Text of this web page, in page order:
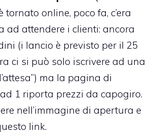
tornato online, poco fa, c’era
ad attendere i clienti: ancora
(i lancio è previsto per il 25
ci si può solo iscrivere ad una
) ma la pagina di
1 riporta prezzi da capogiro.
nell’immagine di apertura e
link.